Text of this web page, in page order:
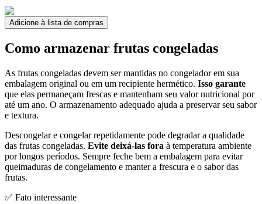
Adicione à lista de compras
Como armazenar frutas congeladas
As frutas congeladas devem ser mantidas no congelador em sua
embalagem original ou em um recipiente hermético. Isso garante
que elas permaneçam frescas e mantenham seu valor nutricional por
até um ano. O armazenamento adequado ajuda a preservar seu sabor
e textura.
Descongelar e congelar repetidamente pode degradar a qualidade
das frutas congeladas. Evite deixá-las fora à temperatura ambiente
por longos períodos. Sempre feche bem a embalagem para evitar
queimaduras de congelamento e manter a frescura e o sabor das
frutas.
✅ Fato interessante